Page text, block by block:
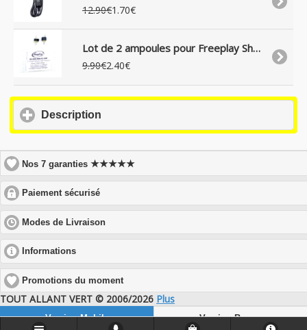
12.90€1.70€
Lot de 2 ampoules pour Freeplay Sherpa
9.90€2.40€
Description
contents
Nos 7 garanties★★★★★
Paiement sécurisé
to
expand
contents
Modes de Livraison
to
Informations
to
expand
contents
Promotions du moment
TOUT ALLANT VERT © 2006/2026 Plus
Version Mobile Version Bureau